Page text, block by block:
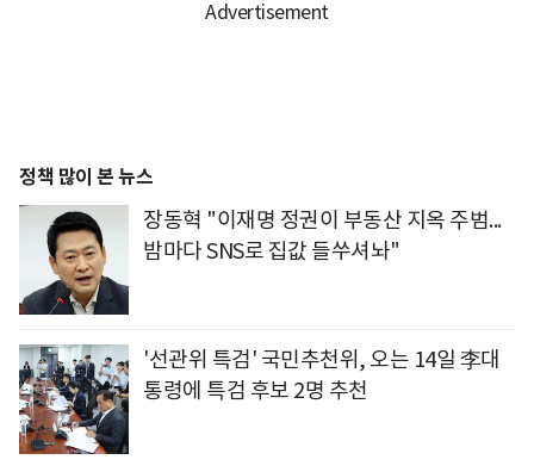
정책 많이 본 뉴스
장동혁 "이재명 정권이 부동산 지옥 주범...
밤마다 SNS로 집값 들쑤셔놔"
'선관위 특검' 국민추천위, 오는 14일 李대
통령에 특검 후보 2명 추천